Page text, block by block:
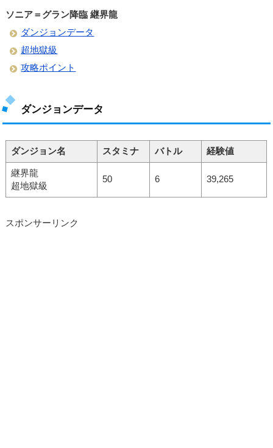
ソニア＝グラン降臨 継界龍
ダンジョンデータ
超地獄級
攻略ポイント
ダンジョンデータ
ダンジョン名 スタミナ バトル 経験値
継界龍
超地獄級
50 6 39,265
スポンサーリンク